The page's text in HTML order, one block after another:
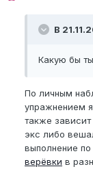
В
Какую бы
По личным
упражнением
также зависит
экс либо
выполнение по
верёвки в